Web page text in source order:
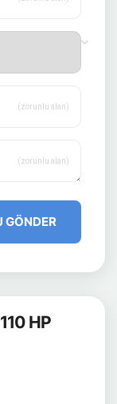
(zorunlu alan)
(zorunlu alan)
GÖNDER
HP